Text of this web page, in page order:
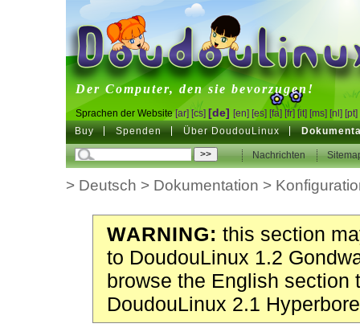
DoudouLinux
Der Computer, den sie bevorzugen!
Sprachen der Website [ar] [cs] [de] [en] [es] [fa] [fr] [it] [ms] [nl] [pt]
Buy Spenden Über DoudouLinux
Nachrichten
> Deutsch > Dokumentation >
WARNING: this section
to DoudouLinux 1.2
browse the English section
DoudouLinux 2.1